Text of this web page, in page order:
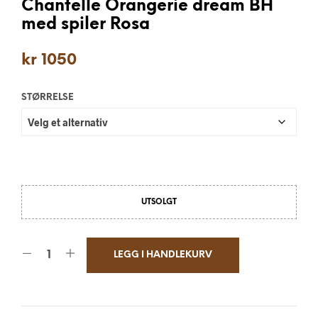
Chantelle Orangerie dream BH
med spiler Rosa
kr 1050
STØRRELSE
UTSOLGT
LEGG I HANDLEKURV